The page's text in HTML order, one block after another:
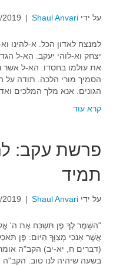
על ידי Shaul Anvari
|
2019
למנצח לאדון הכל. א-להינו
יצחק וא-לוהי יעקב. הא-ל
את עולמו בחסדו. הא-ל אשר
הסמיך מורי הלכה. תודה על
הגונים. אנא מלך המלכים
קרא עוד
פרשת עקב:
תמיד
על ידי Shaul Anvari
|
2019
"הִשָּׁמֶר לְךָ פֶּן תִּשְׁכַּח אֶת ה'
אֲשֶׁר אָנֹכִי מְצַוְּךָ הַיּוֹם: פֶּן
(דברים ח, יא-יב) הקב"ה
בשעה שיהיה לנו טוב. הקב"ה